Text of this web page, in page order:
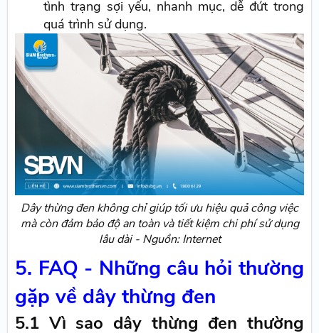
tình trạng sợi yếu, nhanh mục, dễ đứt trong
quá trình sử dụng.
Dây thừng đen không chỉ giúp tối ưu hiệu quả công việc
mà còn đảm bảo độ an toàn và tiết kiệm chi phí sử dụng
lâu dài - Nguồn: Internet
5. FAQ - Những câu hỏi thường
gặp về dây thừng đen
5.1 Vì sao dây thừng đen thường